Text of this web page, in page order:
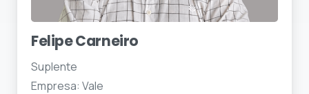
Felipe Carneiro
Suplente
Empresa: Vale